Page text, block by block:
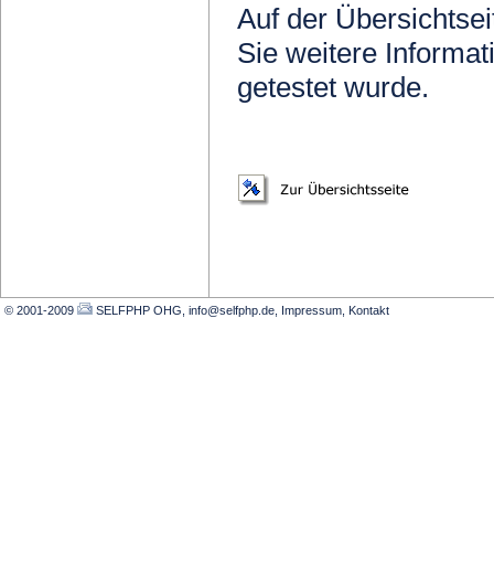
Auf der
Sie weitere
getestet wurde.
© 2001-2009 SELFPHP OHG, info@selfphp.de Impressum Kontakt